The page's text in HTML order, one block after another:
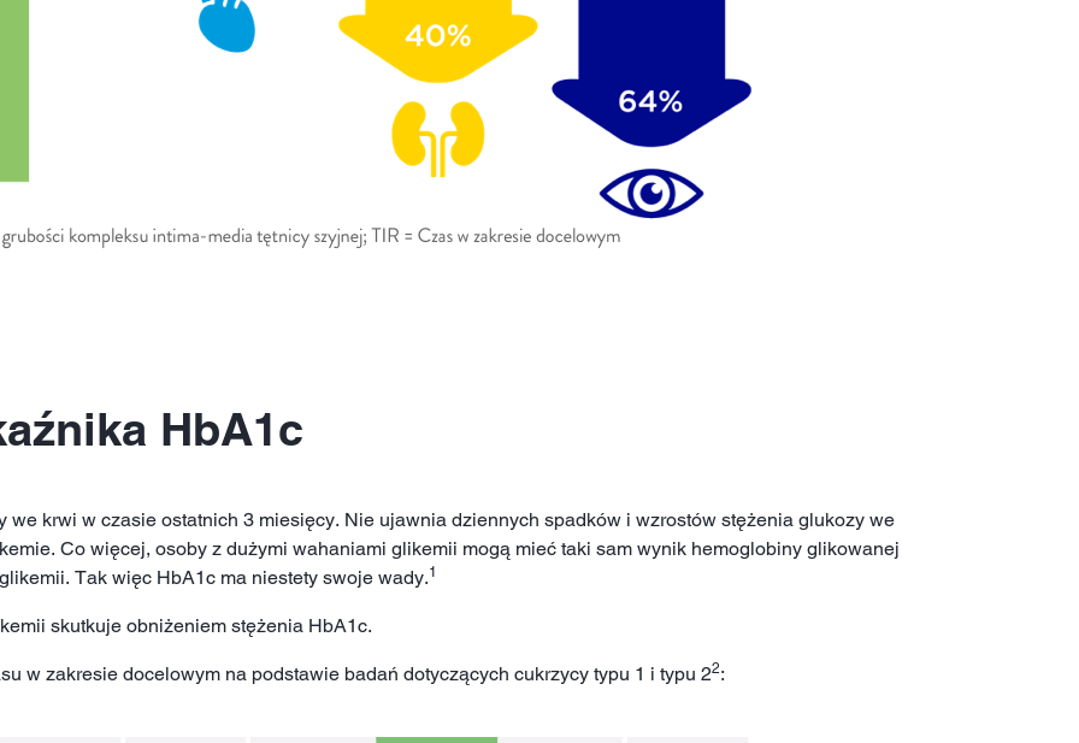
HbA1c
krwi w czasie ostatnich 3 miesięcy. Nie ujawnia dziennych spadków i wzrostów stężenia glukozy we
Co więcej, osoby z dużymi wahaniami glikemii mogą mieć taki sam wynik hemoglobiny glikowanej
Tak więc HbA1c ma niestety swoje wady.1
skutkuje obniżeniem stężenia HbA1c.
w zakresie docelowym na podstawie badań dotyczących cukrzycy typu 1 i typu 22: